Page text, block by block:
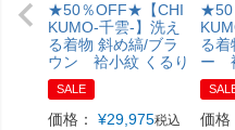
★50％OFF★【CHI
KUMO-千雲-】洗え
る着物 斜め縞/ブラ
ウン 袷小紋 くるり
SALE
価格： ¥29,975税込
★50
る着
ー
価格